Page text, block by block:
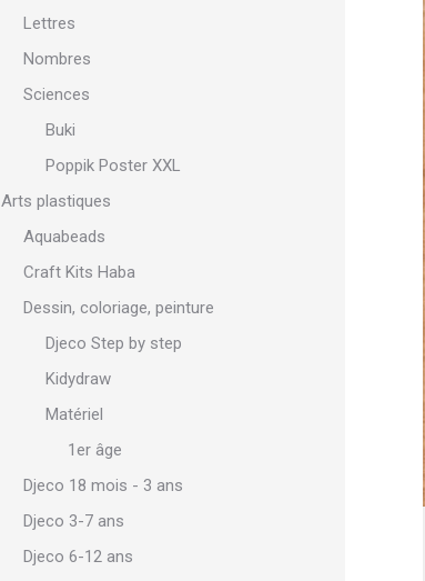
Lettres
Nombres
Sciences
Buki
Poppik Poster XXL
Arts plastiques
Aquabeads
Craft Kits Haba
Dessin, coloriage, peinture
Djeco Step by step
Kidydraw
Matériel
1er âge
Djeco 18 mois - 3 ans
Djeco 3-7 ans
Djeco 6-12 ans